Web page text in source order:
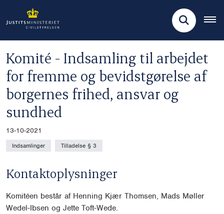
Komité - Indsamling til arbejdet
for fremme og bevidstgørelse af
borgernes frihed, ansvar og
sundhed
13-10-2021
Indsamlinger Tilladelse § 3
Kontaktoplysninger
Komitéen består af Henning Kjær Thomsen, Mads Møller
Wedel-Ibsen og Jette Toft-Wede.